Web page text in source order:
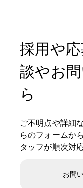
採用や
談やお
ら
ご不明点や詳細
らのフォームか
タッフが順次対
お問